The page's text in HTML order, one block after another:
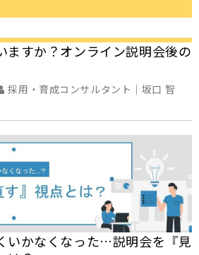
ますか？オンライン説明会後の
採用・育成コンサルタント｜坂口 智
いかなくなった…説明会を『見